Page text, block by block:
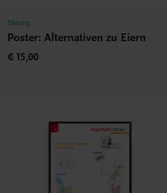
Bildung
Poster: Alternativen zu Eiern
€ 15,00